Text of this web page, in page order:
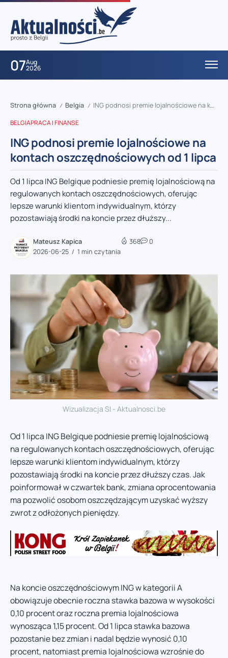
07Aug
2026
Strona główna / Belgia / ING podnosi premie lojalnościowe na kontach oszczędnościowych od 1 lipca
BELGIAPRACA I FINANSE
ING podnosi premie lojalnościowe na
kontach oszczędnościowych od 1 lipca
Od 1 lipca ING Belgique podniesie premię lojalnościową na
regulowanych kontach oszczędnościowych, oferując
lepsze warunki klientom indywidualnym, którzy
pozostawiają środki na koncie przez dłuższy...
Mateusz Kapica
2026-06-25
1 min czytania
368 0
Wizualizacja SI - Aktualnosci.be
Od 1 lipca ING Belgique podniesie premię lojalnościową
na regulowanych kontach oszczędnościowych, oferując
lepsze warunki klientom indywidualnym, którzy
pozostawiają środki na koncie przez dłuższy czas. Jak
poinformował w czwartek bank, zmiana oprocentowania
ma pozwolić osobom oszczędzającym uzyskać wyższy
zwrot z odłożonych pieniędzy.
Na koncie oszczędnościowym ING w kategorii A
obowiązuje obecnie roczna stawka bazowa w wysokości
0,10 procent oraz roczna premia lojalnościowa
wynosząca 1,15 procent. Od 1 lipca stawka bazowa
pozostanie bez zmian i nadal będzie wynosić 0,10
procent, natomiast premia lojalnościowa wzrośnie do